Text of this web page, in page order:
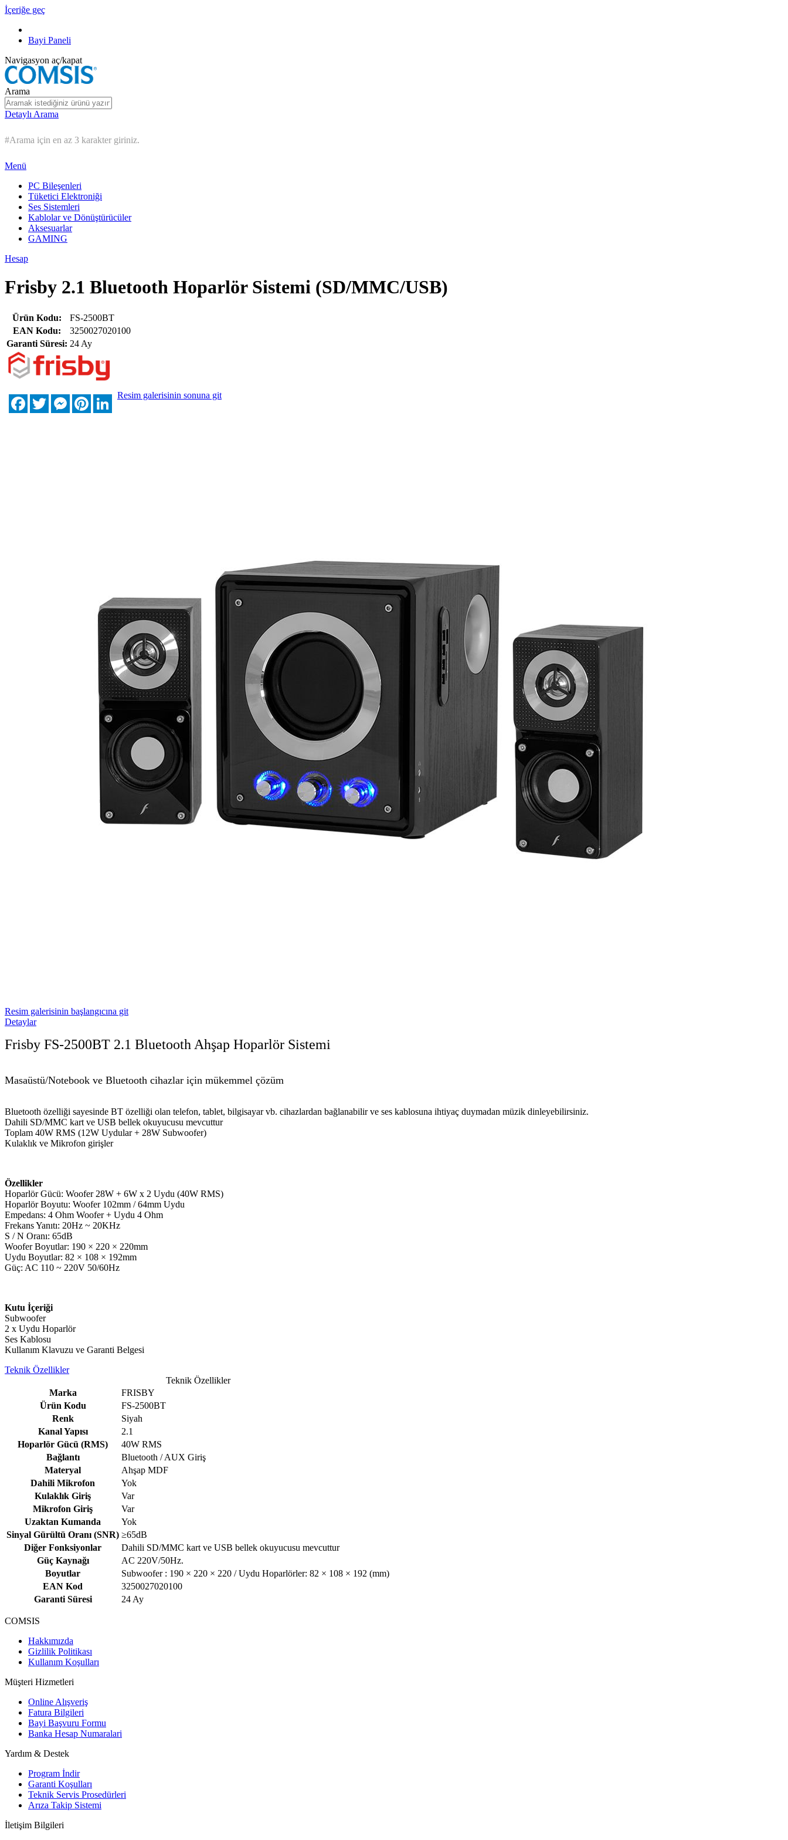
İçeriğe geç
Bayi Paneli
Navigasyon aç/kapat
Arama
Detaylı Arama
#Arama için en az 3 karakter giriniz.
Menü
PC Bileşenleri
Tüketici Elektroniği
Ses Sistemleri
Kablolar ve Dönüştürücüler
Aksesuarlar
GAMING
Hesap
Frisby 2.1 Bluetooth Hoparlör Sistemi (SD/MMC/USB)
Ürün Kodu:
FS-2500BT
EAN Kodu:
3250027020100
Garanti Süresi: 24 Ay
FacebookTwitterMessengerPinterestLinkedIn
Resim galerisinin sonuna git
Resim galerisinin başlangıcına git
Detaylar
Frisby FS-2500BT 2.1 Bluetooth Ahşap Hoparlör Sistemi
Masaüstü/Notebook ve Bluetooth cihazlar için mükemmel çözüm
Bluetooth özelliği sayesinde BT özelliği olan telefon, tablet, bilgisayar vb. cihazlardan bağlanabilir ve ses kablosuna ihtiyaç duymadan müzik dinleyebilirsiniz.
Dahili SD/MMC kart ve USB bellek okuyucusu mevcuttur
Toplam 40W RMS (12W Uydular + 28W Subwoofer)
Kulaklık ve Mikrofon girişler
Özellikler
Hoparlör Gücü: Woofer 28W + 6W x 2 Uydu (40W RMS)
Hoparlör Boyutu: Woofer 102mm / 64mm Uydu
Empedans: 4 Ohm Woofer + Uydu 4 Ohm
Frekans Yanıtı: 20Hz ~ 20KHz
S / N Oranı: 65dB
Woofer Boyutlar: 190 × 220 × 220mm
Uydu Boyutlar: 82 × 108 × 192mm
Güç: AC 110 ~ 220V 50/60Hz
Kutu İçeriği
Subwoofer
2 x Uydu Hoparlör
Ses Kablosu
Kullanım Klavuzu ve Garanti Belgesi
Teknik Özellikler
Teknik Özellikler
Marka
FRISBY
Ürün Kodu
FS-2500BT
Renk
Siyah
Kanal Yapısı
2.1
Hoparlör Gücü (RMS)
40W RMS
Bağlantı
Bluetooth / AUX Giriş
Materyal
Ahşap MDF
Dahili Mikrofon
Yok
Kulaklık Giriş
Var
Mikrofon Giriş
Var
Uzaktan Kumanda
Yok
Sinyal Gürültü Oranı (SNR) ≥65dB
Diğer Fonksiyonlar
Dahili SD/MMC kart ve USB bellek okuyucusu mevcuttur
Güç Kaynağı
AC 220V/50Hz.
Boyutlar
Subwoofer : 190 × 220 × 220 / Uydu Hoparlörler: 82 × 108 × 192 (mm)
EAN Kod
3250027020100
Garanti Süresi
24 Ay
COMSIS
Hakkımızda
Gizlilik Politikası
Kullanım Koşulları
Müşteri Hizmetleri
Online Alışveriş
Fatura Bilgileri
Bayi Başvuru Formu
Banka Hesap Numaralari
Yardım & Destek
Program İndir
Garanti Koşulları
Teknik Servis Prosedürleri
Arıza Takip Sistemi
İletişim Bilgileri